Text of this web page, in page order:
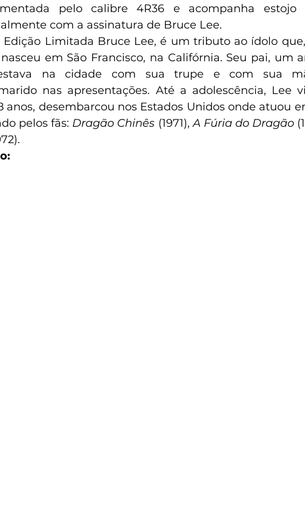
pelo calibre 4R36 e acompanha estojo
com a assinatura de Bruce Lee.
Edição Limitada Bruce Lee, é um tributo ao ídolo
em São Francisco, na Califórnia. Seu pai, um
na cidade com sua trupe e com sua
nas apresentações. Até a adolescência, Lee
anos, desembarcou nos Estados Unidos onde atuou
pelos fãs: Dragão Chinês (1971), A Fúria do Dragão